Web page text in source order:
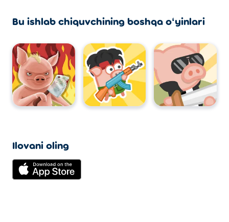
Bu ishlab chiquvchining boshqa oʻyinlari
Ilovani oling